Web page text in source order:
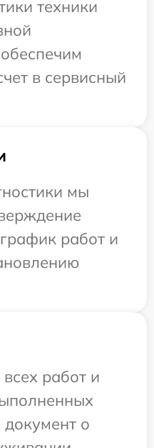
техники
в сервисный
мы
работ и
работ и
о